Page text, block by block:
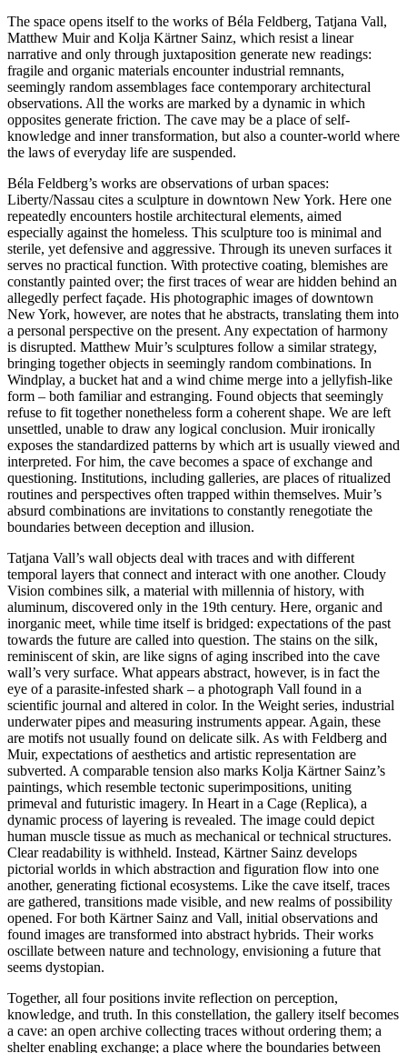
The space opens itself to the works of Béla Feldberg, Tatjana Vall,
Matthew Muir and Kolja Kärtner Sainz, which resist a linear
narrative and only through juxtaposition generate new readings:
fragile and organic materials encounter industrial remnants,
seemingly random assemblages face contemporary architectural
observations. All the works are marked by a dynamic in which
opposites generate friction. The cave may be a place of self-
knowledge and inner transformation, but also a counter-world where
the laws of everyday life are suspended.
Béla Feldberg’s works are observations of urban spaces:
Liberty/Nassau cites a sculpture in downtown New York. Here one
repeatedly encounters hostile architectural elements, aimed
especially against the homeless. This sculpture too is minimal and
sterile, yet defensive and aggressive. Through its uneven surfaces it
serves no practical function. With protective coating, blemishes are
constantly painted over; the first traces of wear are hidden behind an
allegedly perfect façade. His photographic images of downtown
New York, however, are notes that he abstracts, translating them into
a personal perspective on the present. Any expectation of harmony
is disrupted. Matthew Muir’s sculptures follow a similar strategy,
bringing together objects in seemingly random combinations. In
Windplay, a bucket hat and a wind chime merge into a jellyfish-like
form – both familiar and estranging. Found objects that seemingly
refuse to fit together nonetheless form a coherent shape. We are left
unsettled, unable to draw any logical conclusion. Muir ironically
exposes the standardized patterns by which art is usually viewed and
interpreted. For him, the cave becomes a space of exchange and
questioning. Institutions, including galleries, are places of ritualized
routines and perspectives often trapped within themselves. Muir’s
absurd combinations are invitations to constantly renegotiate the
boundaries between deception and illusion.
Tatjana Vall’s wall objects deal with traces and with different
temporal layers that connect and interact with one another. Cloudy
Vision combines silk, a material with millennia of history, with
aluminum, discovered only in the 19th century. Here, organic and
inorganic meet, while time itself is bridged: expectations of the past
towards the future are called into question. The stains on the silk,
reminiscent of skin, are like signs of aging inscribed into the cave
wall’s very surface. What appears abstract, however, is in fact the
eye of a parasite-infested shark – a photograph Vall found in a
scientific journal and altered in color. In the Weight series, industrial
underwater pipes and measuring instruments appear. Again, these
are motifs not usually found on delicate silk. As with Feldberg and
Muir, expectations of aesthetics and artistic representation are
subverted. A comparable tension also marks Kolja Kärtner Sainz’s
paintings, which resemble tectonic superimpositions, uniting
primeval and futuristic imagery. In Heart in a Cage (Replica), a
dynamic process of layering is revealed. The image could depict
human muscle tissue as much as mechanical or technical structures.
Clear readability is withheld. Instead, Kärtner Sainz develops
pictorial worlds in which abstraction and figuration flow into one
another, generating fictional ecosystems. Like the cave itself, traces
are gathered, transitions made visible, and new realms of possibility
opened. For both Kärtner Sainz and Vall, initial observations and
found images are transformed into abstract hybrids. Their works
oscillate between nature and technology, envisioning a future that
seems dystopian.
Together, all four positions invite reflection on perception,
knowledge, and truth. In this constellation, the gallery itself becomes
a cave: an open archive collecting traces without ordering them; a
shelter enabling exchange; a place where the boundaries between